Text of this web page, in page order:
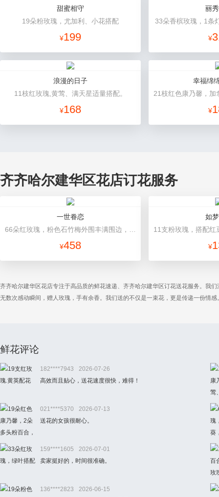
甜蜜相守
19朵粉玫瑰，尤加利、小花搭配
¥199
丽
33朵香槟玫瑰，1条
¥
浪漫的日子
11枝红玫瑰,黄莺、满天星适量搭配。
¥168
幸福绵
¥
齐齐哈尔建华区花店订花服务
一世眷恋
¥458
如
¥
齐齐哈尔建华区花店专注于高品质的鲜花速递、齐齐哈尔建华区订花送花服务。我
无数次感动瞬间，赠人玫瑰，手有余香。我们送的不仅是一束花，更是传递一份情感
鲜花评论
182****7943
2026-07-26
高效而且贴心，送花速度很快，难得！
021****5370
2026-07-13
送花的女孩很耐心。
159****1605
2026-07-01
卖家挺好的，时间很准确。
136****2823
2026-06-15